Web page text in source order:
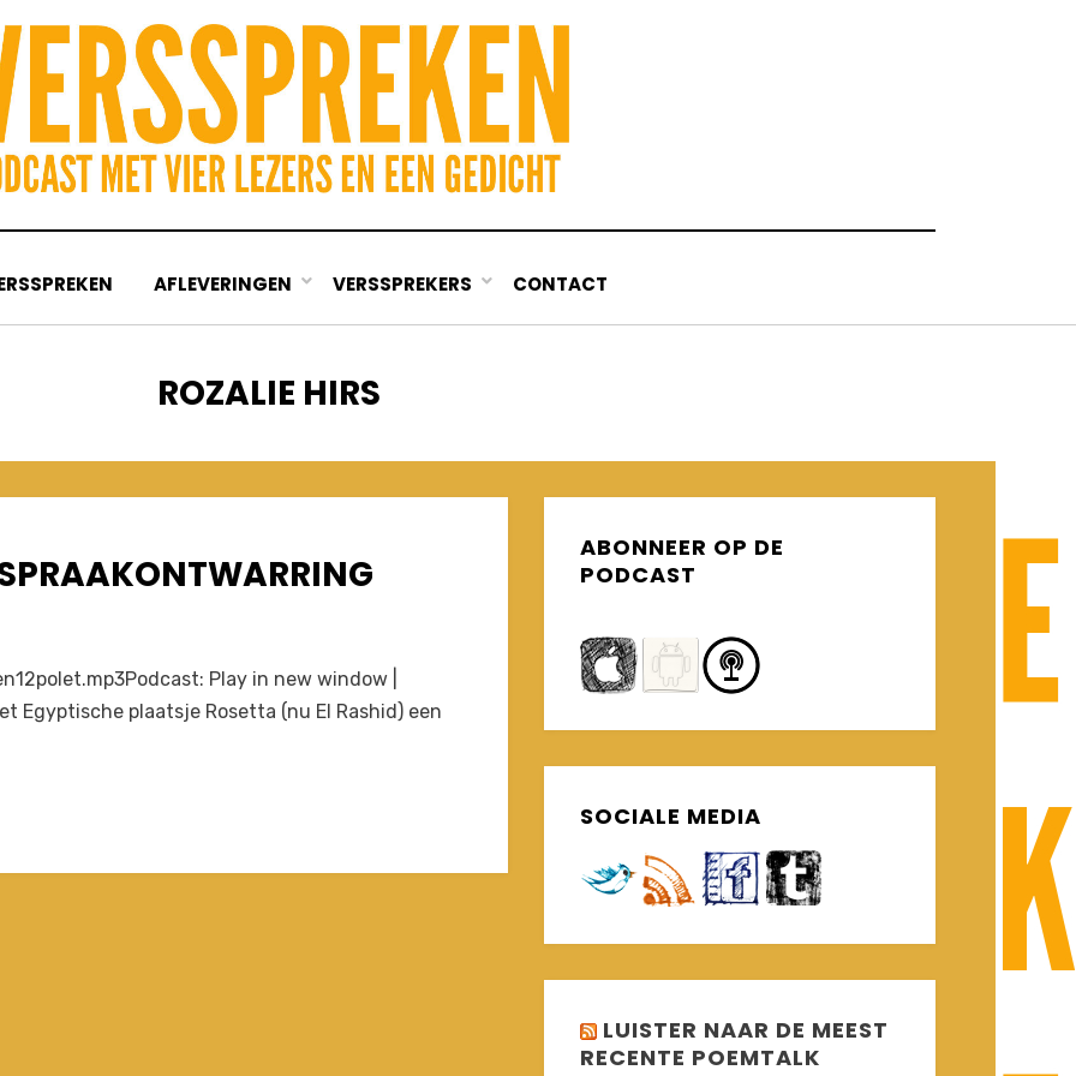
AFLEVERINGEN VERSSPREKERS CONTACT
TAG
:
ROZALIE HIRS
Play in new window |
Egyptische plaatsje Rosetta (nu El Rashid) een
ABONNEER OP DE
PODCAST
SOCIALE MEDIA
LUISTER NAAR DE MEEST
RECENTE POEMTALK